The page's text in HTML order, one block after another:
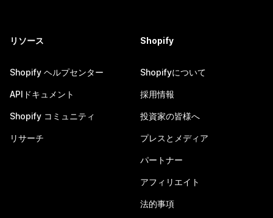
リソース
Shopify ヘルプセンター
APIドキュメント
Shopify コミュニティ
リサーチ
Shopify
Shopifyについて
採用情報
投資家の皆様へ
プレスとメディア
パートナー
アフィリエイト
法的事項